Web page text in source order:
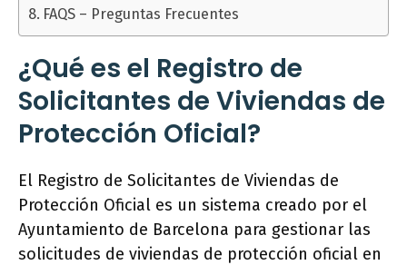
FAQS – Preguntas Frecuentes
¿Qué es el Registro de
Solicitantes de Viviendas de
Protección Oficial?
El Registro de Solicitantes de Viviendas de
Protección Oficial es un sistema creado por el
Ayuntamiento de Barcelona para gestionar las
solicitudes de viviendas de protección oficial en